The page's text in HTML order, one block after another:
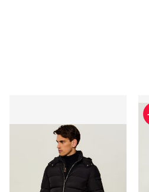
Kurtka męska casual MooRER